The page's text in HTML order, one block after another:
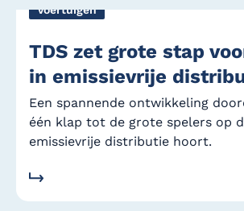
Voertuigen
TDS zet grote stap
in emissievrije
Een spannende ontwikkeling
één klap tot de grote spelers op
emissievrije distributie hoort.